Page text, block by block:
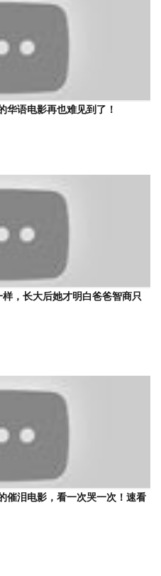
华语电影再也难见到了！
，长大后她才明白爸爸智商只
催泪电影，看一次哭一次！速看